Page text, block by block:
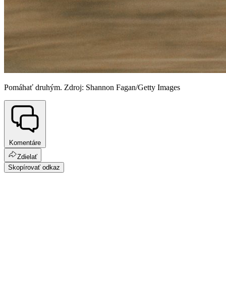
Pomáhať druhým. Zdroj: Shannon Fagan/Getty Images
Komentáre
Zdielať
Skopírovať odkaz